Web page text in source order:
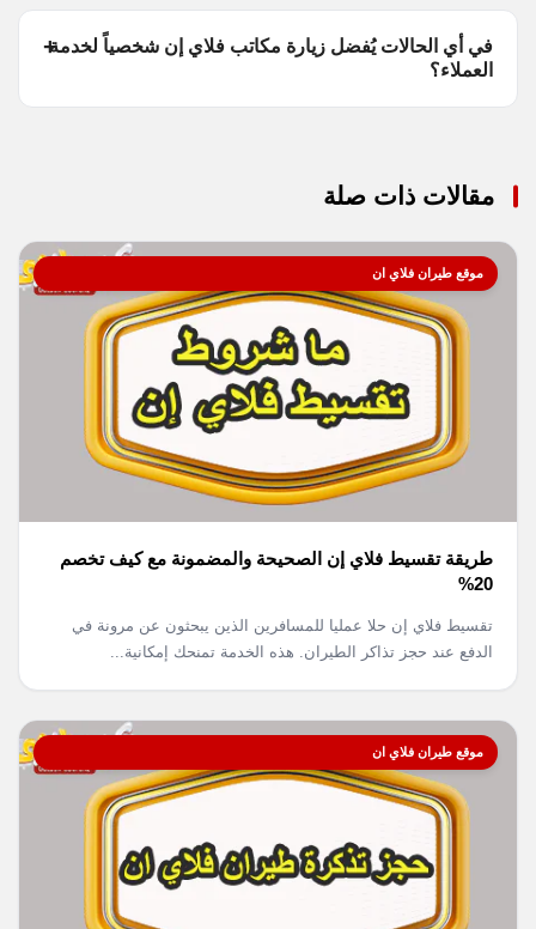
في أي الحالات يُفضل زيارة مكاتب فلاي إن شخصياً لخدمة
العملاء؟
مقالات ذات صلة
موقع طيران فلاي ان
طريقة تقسيط فلاي إن الصحيحة والمضمونة مع كيف تخصم
20%
تقسيط فلاي إن حلا عمليا للمسافرين الذين يبحثون عن مرونة في
الدفع عند حجز تذاكر الطيران. هذه الخدمة تمنحك إمكانية...
موقع طيران فلاي ان